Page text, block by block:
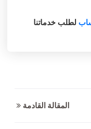
لطلب خدماتنا
المقالة القادمة